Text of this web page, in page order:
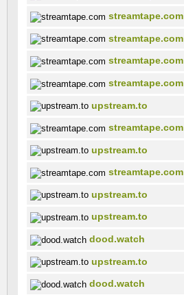
streamtape.com
streamtape.com
streamtape.com
streamtape.com
upstream.to
streamtape.com
upstream.to
streamtape.com
upstream.to
upstream.to
dood.watch
upstream.to
dood.watch